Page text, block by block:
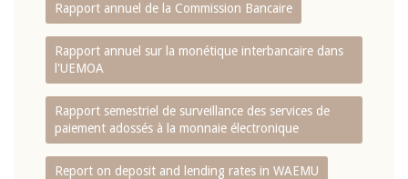
Rapport annuel de la Commission Bancaire
Rapport annuel sur la monétique interbancaire dans
l'UEMOA
Rapport semestriel de surveillance des services de
paiement adossés à la monnaie électronique
Report on deposit and lending rates in WAEMU